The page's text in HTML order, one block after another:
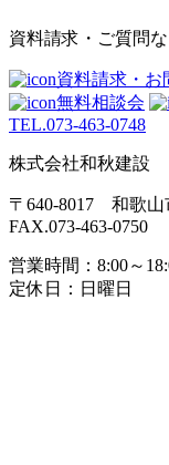
資料請求・ご質問
資料請求・お
無料相談会
TEL.073-463-0748
株式会社和秋建設
〒640-8017 和歌山
FAX.073-463-0750
営業時間：8:00～
定休日：日曜日